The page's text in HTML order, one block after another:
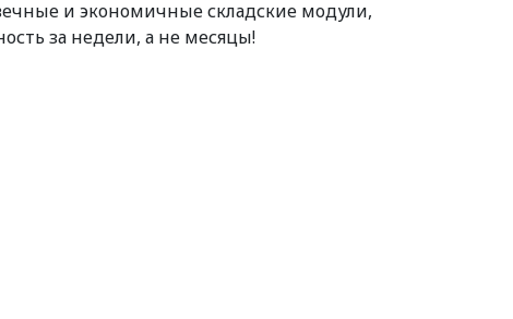
и экономичные складские модули,
за недели, а не месяцы!